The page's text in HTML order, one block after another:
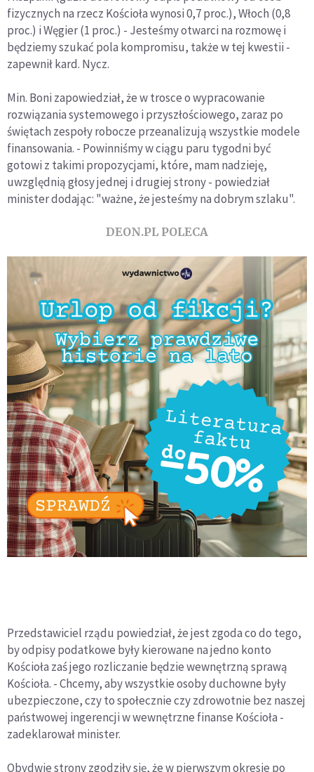
fizycznych na rzecz Kościoła wynosi 0,7 proc.), Włoch (0,8
proc.) i Węgier (1 proc.) - Jesteśmy otwarci na rozmowę i
będziemy szukać pola kompromisu, także w tej kwestii -
zapewnił kard. Nycz.
Min. Boni zapowiedział, że w trosce o wypracowanie
rozwiązania systemowego i przyszłościowego, zaraz po
świętach zespoły robocze przeanalizują wszystkie modele
finansowania. - Powinniśmy w ciągu paru tygodni być
gotowi z takimi propozycjami, które, mam nadzieję,
uwzględnią głosy jednej i drugiej strony - powiedział
minister dodając: "ważne, że jesteśmy na dobrym szlaku".
DEON.PL POLECA
Przedstawiciel rządu powiedział, że jest zgoda co do tego,
by odpisy podatkowe były kierowane na jedno konto
Kościoła zaś jego rozliczanie będzie wewnętrzną sprawą
Kościoła. - Chcemy, aby wszystkie osoby duchowne były
ubezpieczone, czy to społecznie czy zdrowotnie bez naszej
państwowej ingerencji w wewnętrzne finanse Kościoła -
zadeklarował minister.
Obydwie strony zgodziły się, że w pierwszym okresie po